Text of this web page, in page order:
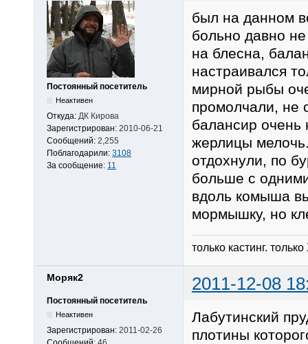
Постоянный посетитель
Неактивен
Откуда: ДК Кирова
Зарегистрирован: 2010-06-21
Сообщений: 2,255
Поблагодарили: 3108
За сообщение: 11
был на данном
больно давно
на блесна,
настраивался
мирной рыбы
промолчали, не
балансир очень
жерлицы
отдохнули, по
больше с
вдоль комыша
мормышку, но
только кастинг.
Моряк2 2011-12-08
Постоянный посетитель
Неактивен
Зарегистрирован: 2011-02-26
Лабутинский
плотины